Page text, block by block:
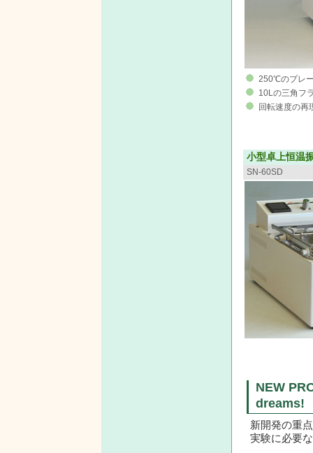
250℃のプレ
10Lの三角フ
回転速度の再
小型卓上恒温
SN-60SD
NEW
dreams!
新開発の重
実験に必要